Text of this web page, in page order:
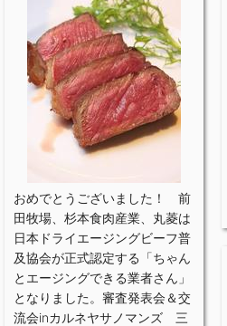
おめでとうございました！ 前
田牧場、杉本食肉産業、丸菱は
日本ドライエージングビーフ普
及協会が正式認定する「ちゃん
とエージングできる業者さん」
となりました。審査発表会＆交
流会inカルネヤサノマンズ 三